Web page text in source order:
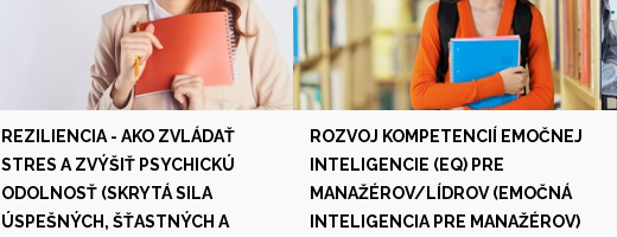
REZILIENCIA - AKO ZVLÁDAŤ
STRES A ZVÝŠIŤ PSYCHICKÚ
ODOLNOSŤ (SKRYTÁ SILA
ÚSPEŠNÝCH, ŠŤASTNÝCH A
ROZVOJ KOMPETENCIÍ EMOČNEJ
INTELIGENCIE (EQ) PRE
MANAŽÉROV/LÍDROV (EMOČNÁ
INTELIGENCIA PRE MANAŽÉROV)